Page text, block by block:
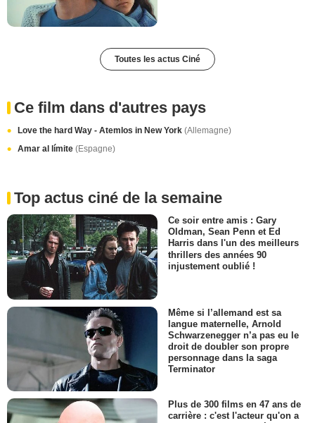
Toutes les actus Ciné
Ce film dans d'autres pays
Love the hard Way - Atemlos in New York (Allemagne)
Amar al límite (Espagne)
Top actus ciné de la semaine
Ce soir entre amis : Gary
Oldman, Sean Penn et Ed
Harris dans l'un des meilleurs
thrillers des années 90
injustement oublié !
Même si l’allemand est sa
langue maternelle, Arnold
Schwarzenegger n’a pas eu le
droit de doubler son propre
personnage dans la saga
Terminator
Plus de 300 films en 47 ans de
carrière : c'est l'acteur qu'on a